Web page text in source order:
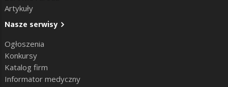
Artykuły
Nasze serwisy
Ogłoszenia
Konkursy
Katalog firm
Informator medyczny